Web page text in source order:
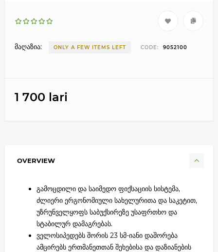
მაღაზია: ONLY A FEW ITEMS LEFT CODE: 9052100
1 700 lari
OVERVIEW
გამოცდილი და საიმედო ფიქსაციის სისტემა,
ძლიერი ერგონომიული სახელურითა და საკეტით,
უზრუნველყოფს საბუქსირეზე უსაფრთხო და
სტაბილურ დამაგრებას.
ველოსიპედებს შორის 23 სმ-იანი დაშორება
ამცირებს ერთმანეთთან შეხებისა და დაზიანების